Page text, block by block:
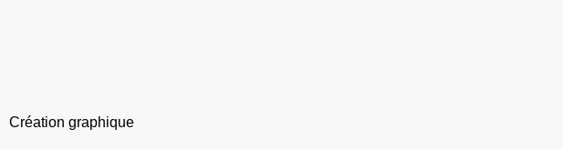
Création graphique